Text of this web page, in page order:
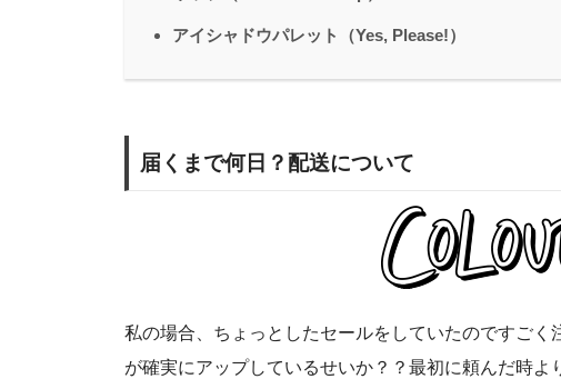
アイシャドウパレット（Yes, Please!）
届くまで何日？配送について
私の場合、ちょっとしたセールをしていたのですご
が確実にアップしているせいか？？最初に頼んだ時よ